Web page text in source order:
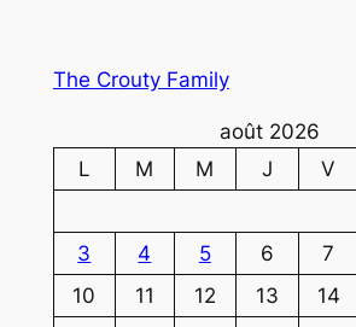
The Crouty Family
août 2026
L
M M J V
3
4 5 6 7
10
11 12 13 14